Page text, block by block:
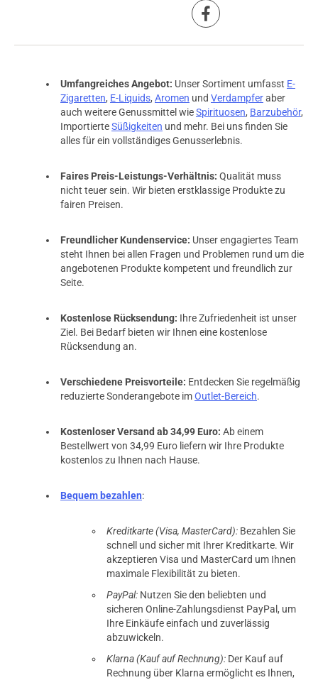
Umfangreiches Angebot: Unser Sortiment umfasst E-
Zigaretten, E-Liquids, Aromen und Verdampferaber
auch weitere Genussmittel wieSpirituosen, Barzubehör,
ImportierteSüßigkeiten und mehr. Bei uns finden Sie
alles für ein vollständiges Genusserlebnis.
Faires Preis-Leistungs-Verhältnis: Qualität muss
nicht teuer sein. Wir bieten erstklassige Produkte zu
fairen Preisen.
Freundlicher Kundenservice: Unser engagiertes Team
steht Ihnen bei allen Fragen und Problemen rund um die
angebotenen Produkte kompetent und freundlich zur
Seite.
Kostenlose Rücksendung: Ihre Zufriedenheit ist unser
Ziel. Bei Bedarf bieten wir Ihnen eine kostenlose
Rücksendung an.
Verschiedene Preisvorteile: Entdecken Sie regelmäßig
reduzierte Sonderangebote imOutlet-Bereich.
Kostenloser Versand ab 34,99 Euro: Ab einem
Bestellwert von 34,99 Euro liefern wir Ihre Produkte
kostenlos zu Ihnen nach Hause.
Bequem bezahlen:
Kreditkarte (Visa, MasterCard): Bezahlen Sie
schnell und sicher mit Ihrer Kreditkarte. Wir
akzeptieren Visa und MasterCard um Ihnen
maximale Flexibilität zu bieten.
PayPal: Nutzen Sie den beliebten und
sicheren Online-Zahlungsdienst PayPal, um
Ihre Einkäufe einfach und zuverlässig
abzuwickeln.
Klarna (Kauf auf Rechnung): Der Kauf auf
Rechnung über Klarna ermöglicht es Ihnen,